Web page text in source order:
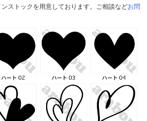
ストックを用意しております。ご相談などお問